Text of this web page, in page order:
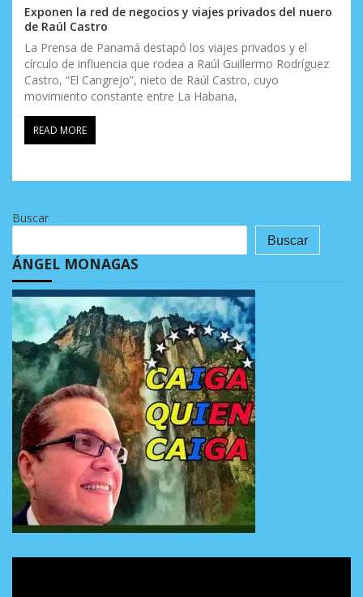
Exponen la red de negocios y viajes privados del nuero
de Raúl Castro
La Prensa de Panamá destapó los viajes privados y el
círculo de influencia que rodea a Raúl Guillermo Rodríguez
Castro, “El Cangrejo”, nieto de Raúl Castro, cuyo
movimiento constante entre La Habana,
READ MORE
Buscar
Buscar
ÁNGEL MONAGAS